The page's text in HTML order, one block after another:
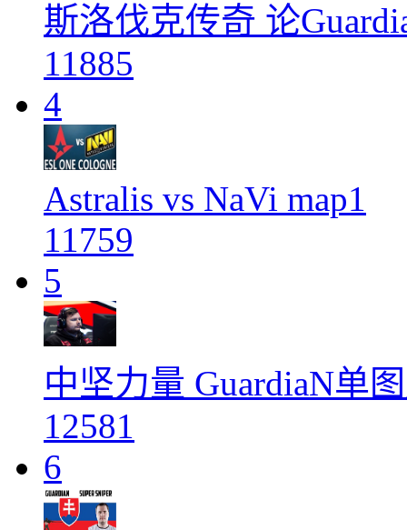
斯洛伐克传奇 论
11885
4
Astralis vs NaVi map1
11759
5
中坚力量 GuardiaN单
12581
6